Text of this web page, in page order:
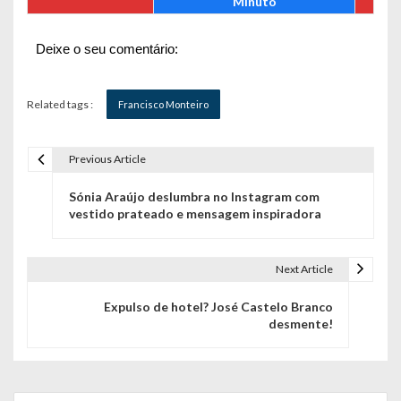
Deixe o seu comentário:
Related tags : Francisco Monteiro
Previous Article
Sónia Araújo deslumbra no Instagram com
vestido prateado e mensagem inspiradora
Next Article
Expulso de hotel? José Castelo Branco
desmente!